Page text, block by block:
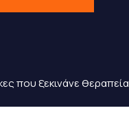
που ξεκινάνε θεραπεία